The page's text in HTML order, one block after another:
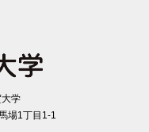
学
場1丁⽬1-1